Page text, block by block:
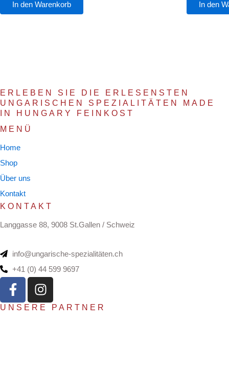
In den Warenkorb In den
ERLEBEN SIE DIE ERLESENSTEN
UNGARISCHEN SPEZIALITÄTEN MADE
IN HUNGARY FEINKOST
MENÜ
Home
Shop
Über uns
Kontakt
KONTAKT
Langgasse 88, 9008 St.Gallen / Schweiz
info@ungarische-spezialitäten.ch
+41 (0) 44 599 9697
F
a
c
I
n
s
UNSERE PARTNER